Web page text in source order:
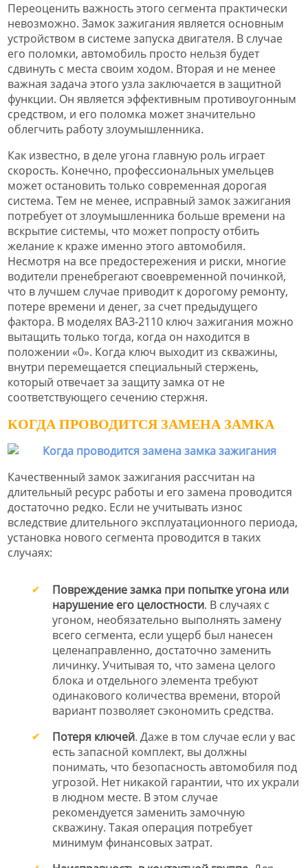
Переоценить важность этого сегмента практически
невозможно. Замок зажигания является основным
устройством в системе запуска двигателя. В случае
его поломки, автомобиль просто нельзя будет
сдвинуть с места своим ходом. Вторая и не менее
важная задача этого узла заключается в защитной
функции. Он является эффективным противоугонным
средством, и его поломка может значительно
облегчить работу злоумышленника.
Как известно, в деле угона главную роль играет
скорость. Конечно, профессиональных умельцев
может остановить только современная дорогая
система. Тем не менее, исправный замок зажигания
потребует от злоумышленника больше времени на
вскрытие системы, что может попросту отбить
желание к краже именно этого автомобиля.
Несмотря на все предостережения и риски, многие
водители пренебрегают своевременной починкой,
что в лучшем случае приводит к дорогому ремонту,
потере времени и денег, за счет предыдущего
фактора. В моделях ВАЗ-2110 ключ зажигания можно
вытащить только тогда, когда он находится в
положении «0». Когда ключ выходит из скважины,
внутри перемещается специальный стержень,
который отвечает за защиту замка от не
соответствующего сечению стержня.
КОГДА ПРОВОДИТСЯ ЗАМЕНА ЗАМКА
Качественный замок зажигания рассчитан на
длительный ресурс работы и его замена проводится
достаточно редко. Если не учитывать износ
вследствие длительного эксплуатационного периода,
установка нового сегмента проводится в таких
случаях:
Повреждение замка при попытке угона или
нарушение его целостности. В случаях с
угоном, необязательно выполнять замену
всего сегмента, если ущерб был нанесен
целенаправленно, достаточно заменить
личинку. Учитывая то, что замена целого
блока и отдельного элемента требуют
одинакового количества времени, второй
вариант позволяет сэкономить средства.
Потеря ключей. Даже в том случае если у вас
есть запасной комплект, вы должны
понимать, что безопасность автомобиля под
угрозой. Нет никакой гарантии, что их украли
в людном месте. В этом случае
рекомендуется заменить замочную
скважину. Такая операция потребует
минимум финансовых затрат.